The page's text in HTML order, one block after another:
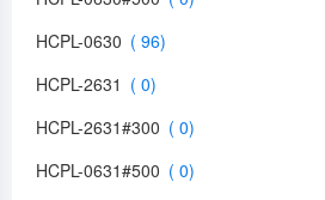
HCPL-0630
HCPL-2631
HCPL-2631#300
HCPL-0631#500